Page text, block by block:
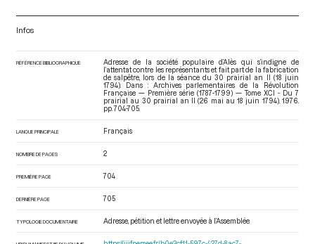
Infos
RÉFÉRENCE BIBLIOGRAPHIQUE
Adresse de la société populaire d’Alès qui s’indigne de
l’attentat contre les représentants et fait part de la fabrication
de salpêtre, lors de la séance du 30 prairial an II (18 juin
1794). Dans : Archives parlementaires de la Révolution
Française — Première série (1787-1799) — Tome XCI - Du 7
prairial au 30 prairial an II (26 mai au 18 juin 1794). 1976.
pp. 704-705.
LANGUE PRINCIPALE Français
NOMBRE DE PAGES 2
PREMIÈRE PAGE 704
DERNIÈRE PAGE 705
TYPOLOGIE DOCUMENTAIRE Adresse, pétition et lettre envoyée à l’Assemblée